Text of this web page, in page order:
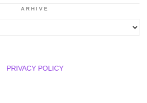
ARHIVE
PRIVACY POLICY